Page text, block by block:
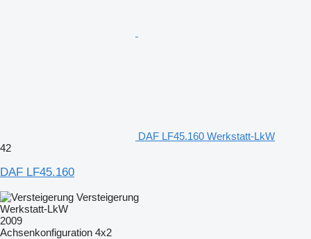
DAF LF45.160 Werkstatt-LkW
42
DAF LF45.160
Versteigerung
Werkstatt-LkW
2009
Achsenkonfiguration 4x2